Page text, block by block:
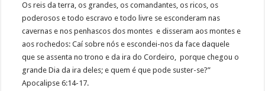
Os reis da terra, os grandes, os comandantes, os ricos, os
poderosos e todo escravo e todo livre se esconderam nas
cavernas e nos penhascos dos montes e disseram aos montes e
aos rochedos: Caí sobre nós e escondei-nos da face daquele
que se assenta no trono e da ira do Cordeiro, porque chegou o
grande Dia da ira deles; e quem é que pode suster-se?”
Apocalipse 6:14-17.